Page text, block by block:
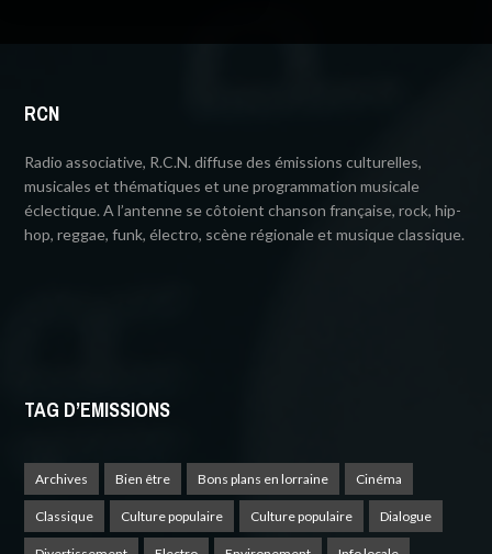
RCN
Radio associative, R.C.N. diffuse des émissions culturelles,
musicales et thématiques et une programmation musicale
éclectique. A l’antenne se côtoient chanson française, rock, hip-
hop, reggae, funk, électro, scène régionale et musique classique.
TAG D’EMISSIONS
Archives Bien être Bons plans en lorraine Cinéma
Classique Culture populaire Culture populaire Dialogue